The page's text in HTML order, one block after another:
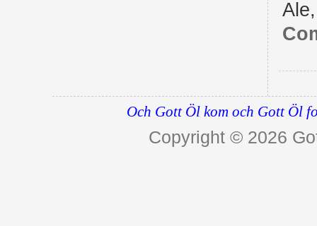
Och Gott Öl kom och Gott Öl
Copyright © 2026